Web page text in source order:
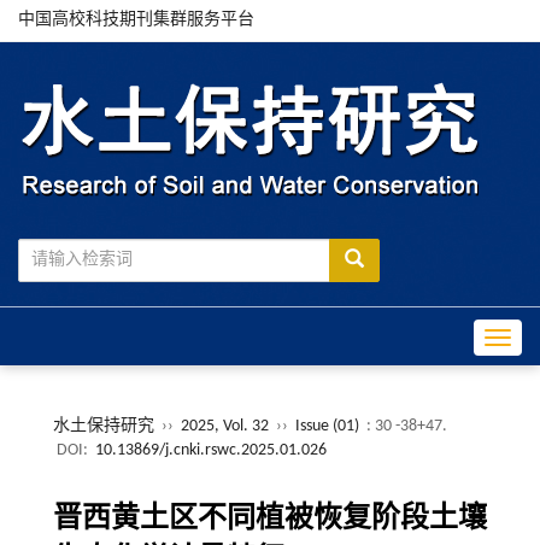
中国高校科技期刊集群服务平台
水土保持研究 ›› 2025, Vol. 32 ›› Issue (01) : 30 -38+47.
DOI: 10.13869/j.cnki.rswc.2025.01.026
晋西黄土区不同植被恢复阶段土壤